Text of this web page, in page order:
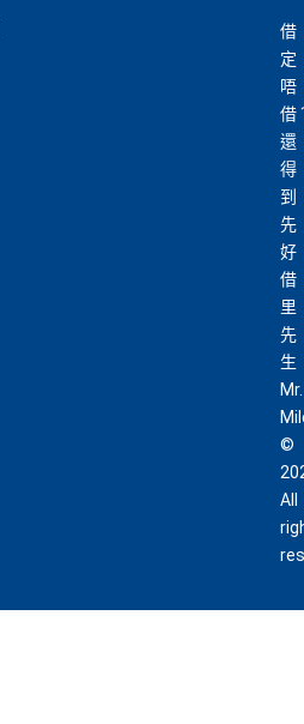
借
定
唔
借
還
得
到
先
好
借
里
先
生
Mr.
©
All